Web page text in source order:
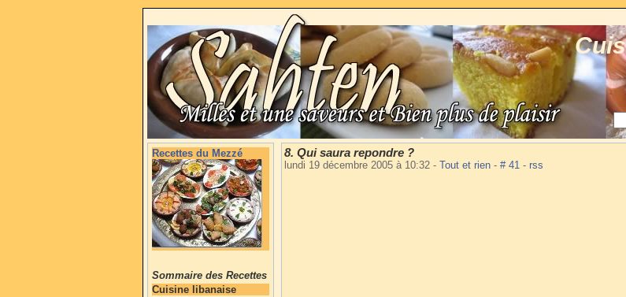
Recettes du Mezzé
Sommaire des Recettes
Cuisine libanaise
8. Qui saura repondre ?
lundi 19 décembre 2005 à 10:32 - Tout et rien - # 41 - rss